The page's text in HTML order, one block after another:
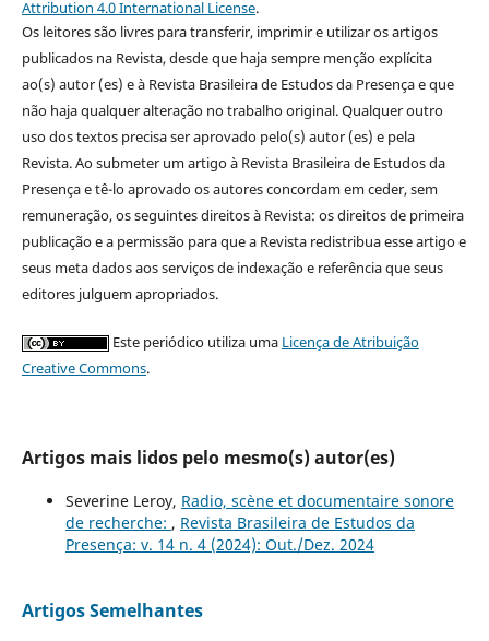
Attribution 4.0 International License.
Os leitores são livres para transferir, imprimir e utilizar os artigos
publicados na Revista, desde que haja sempre menção explícita
ao(s) autor (es) e à Revista Brasileira de Estudos da Presença e que
não haja qualquer alteração no trabalho original. Qualquer outro
uso dos textos precisa ser aprovado pelo(s) autor (es) e pela
Revista. Ao submeter um artigo à Revista Brasileira de Estudos da
Presença e tê-lo aprovado os autores concordam em ceder, sem
remuneração, os seguintes direitos à Revista: os direitos de primeira
publicação e a permissão para que a Revista redistribua esse artigo e
seus meta dados aos serviços de indexação e referência que seus
editores julguem apropriados.
Este periódico utiliza uma Licença de Atribuição
Creative Commons.
Artigos mais lidos pelo mesmo(s) autor(es)
Severine Leroy, Radio, scène et documentaire sonore
de recherche: , Revista Brasileira de Estudos da
Presença: v. 14 n. 4 (2024): Out./Dez. 2024
Artigos Semelhantes